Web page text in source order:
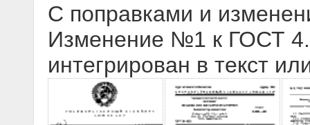
С поправками и
Изменение №1 к ГОСТ
интегрирован в текст